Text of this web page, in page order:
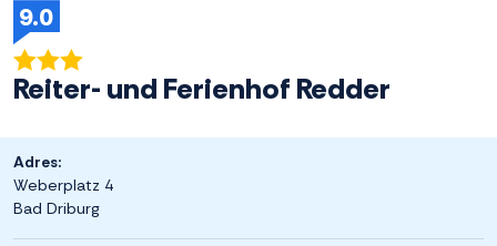
9.0
Reiter- und Ferienhof Redder
Adres:
Weberplatz 4
Bad Driburg